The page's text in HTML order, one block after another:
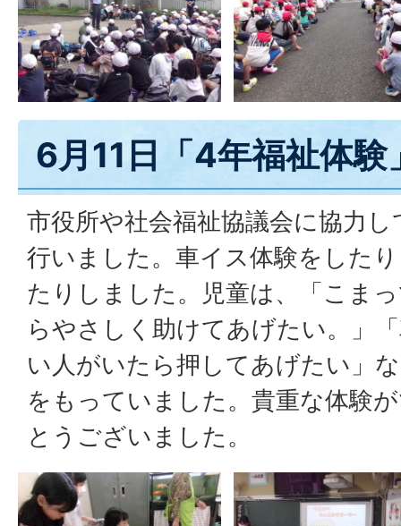
6月11日「4年福祉体験
市役所や社会福祉協議会に協力
行いました。車イス体験をした
たりしました。児童は、「こま
らやさしく助けてあげたい。」
い人がいたら押してあげたい」
をもっていました。貴重な体験
とうございました。